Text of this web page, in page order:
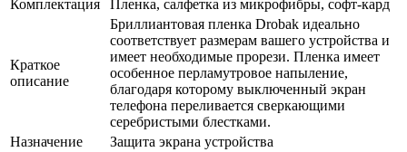
Комплектация
Пленка, салфетка из микрофибры, софт-кард
Краткое
описание
Бриллиантовая пленка Drobak идеально
соответствует размерам вашего устройства и
имеет необходимые прорези. Пленка имеет
особенное перламутровое напыление,
благодаря которому выключенный экран
телефона переливается сверкающими
серебристыми блестками.
Назначение
Защита экрана устройства